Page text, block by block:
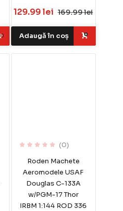
129.99 lei 169.99 lei
Adaugă în coș
(0)
Roden Machete
Aeromodele USAF
Douglas C-133A
w/PGM-17 Thor
IRBM 1:144 ROD 336